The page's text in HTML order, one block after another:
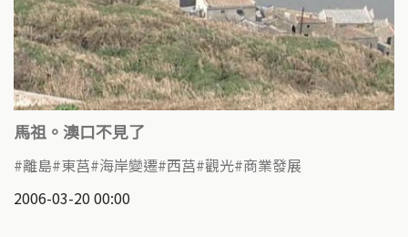
馬祖。澳口不見了
離島 東莒 海岸變遷 西莒 觀光 商業發展
2006-03-20 00:00